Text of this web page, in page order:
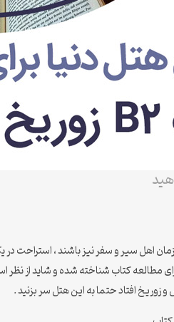
کتاب شناخته شده و شاید از نظر
افتاد حتما به این هتل سر بزنید .